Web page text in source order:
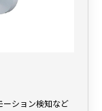
ーション検知など